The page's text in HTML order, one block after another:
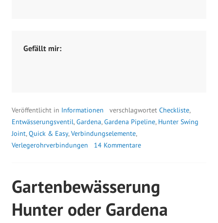
Gefällt mir:
Veröffentlicht in Informationen verschlagwortet Checkliste,
Entwässerungsventil,Gardena,Gardena Pipeline, Hunter Swing
Joint,Quick & Easy,Verbindungselemente,
Verlegerohrverbindungen
14 Kommentare
Gartenbewässerung
Hunter oder Gardena